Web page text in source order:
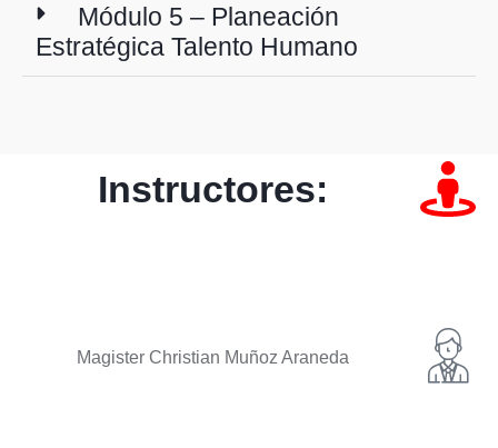
Módulo 5 – Planeación
Estratégica Talento Humano
Instructores:
Magister Christian Muñoz Araneda